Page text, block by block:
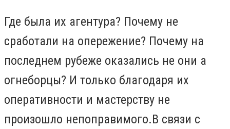
Где была их агентура? Почему не
сработали на опережение? Почему на
последнем рубеже оказались не они а
огнеборцы? И только благодаря их
оперативности и мастерству не
произошло непоправимого.В связи с